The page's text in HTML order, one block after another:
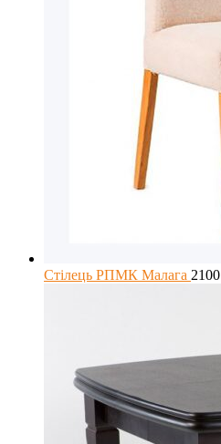
Стілець РПМК Малага 2100